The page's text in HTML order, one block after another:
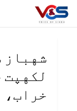
شهباز
لکهپت
خراب،